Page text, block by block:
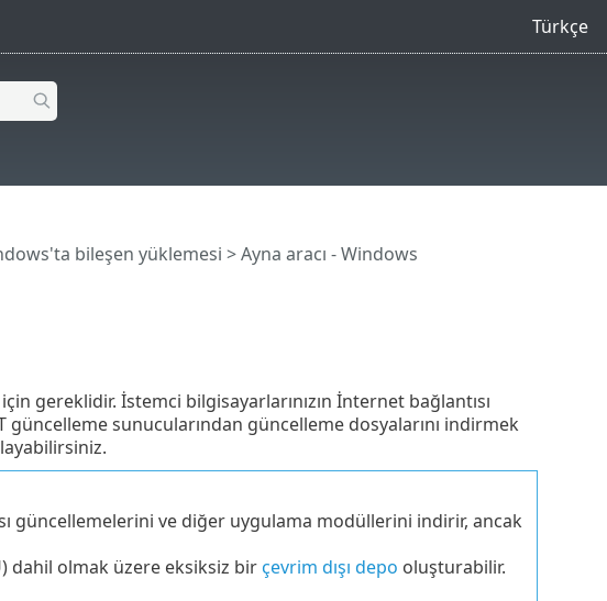
Türkçe
bileşen yüklemesi > Ayna aracı - Windows
gereklidir. İstemci bilgisayarlarınızın İnternet bağlantısı
güncelleme sunucularından güncelleme dosyalarını indirmek
güncellemelerini ve diğer uygulama modüllerini indirir, ancak
dahil olmak üzere eksiksiz birçevrim dışı depo oluşturabilir.